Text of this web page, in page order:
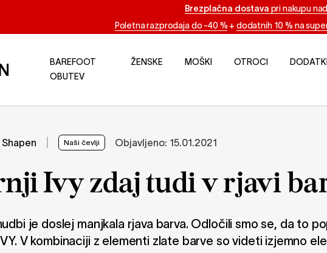
Brezplačna dostava pri nakupu
Poletna razprodaja do -40 % + dodatnih 10 % na
BAREFOOT
OBUTEV
ŽENSKE MOŠKI OTROCI
Shapen Naši čevlji Objavljeno: 15.01.2021
Ivy zdaj tudi v rjavi
je doslej manjkala rjava barva. Odločili smo se, da to
V kombinaciji z elementi zlate barve so videti izjemno